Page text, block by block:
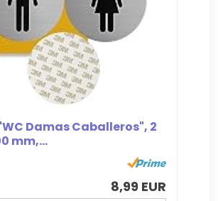
Damas Caballeros", 2
mm,...
8,99 EUR